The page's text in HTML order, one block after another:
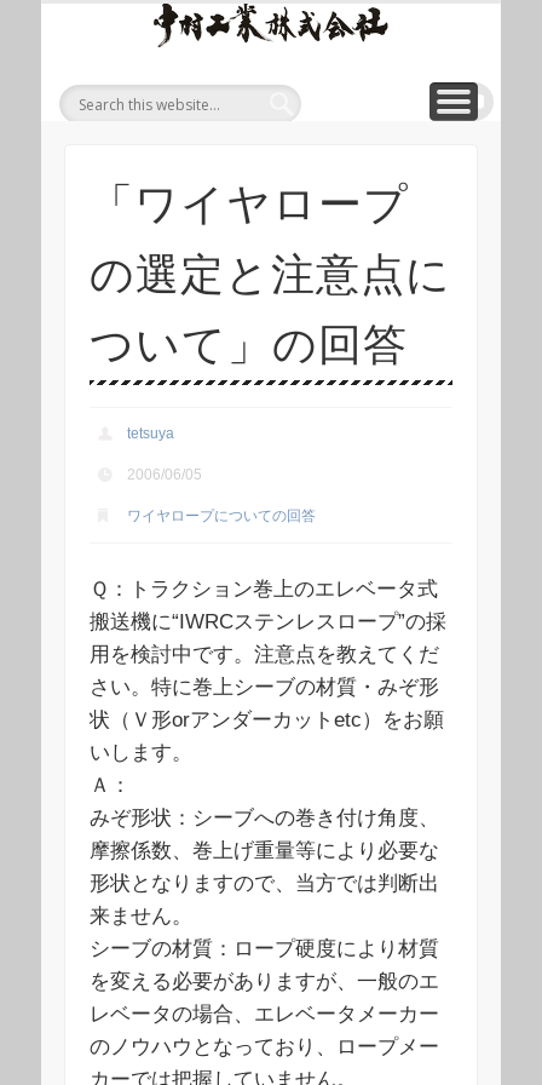
ープ
等重
吊り
製品
総合
サイ
ト 中
CORPORATE 会社概要
WIREROPE ワイヤロープについて
MODULIFT モジュリフト
PRODUCT 製品
ONLINE SHOP 「ロープくん」ECショップ
CONTACT お問い合わせ
「ワイヤロープ
の選定と注意点に
ついて」の回答
tetsuya
2006/06/05
ワイヤロープについての回答
Ｑ：トラクション巻上のエレベータ式
搬送機に“IWRCステンレスロープ”の採
用を検討中です。注意点を教えてくだ
さい。特に巻上シーブの材質・みぞ形
状（Ｖ形orアンダーカットetc）をお願
いします。
Ａ：
みぞ形状：シーブへの巻き付け角度、
摩擦係数、巻上げ重量等により必要な
形状となりますので、当方では判断出
来ません。
シーブの材質：ロープ硬度により材質
を変える必要がありますが、一般のエ
レベータの場合、エレベータメーカー
のノウハウとなっており、ロープメー
カーでは把握していません。